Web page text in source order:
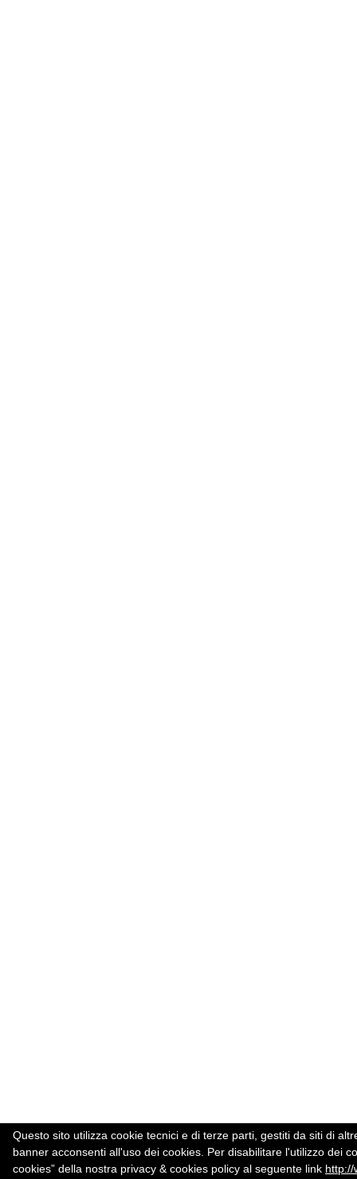
Questo sito utilizza cookie tecnici e di terze parti, gestiti da siti di
banner acconsenti all'uso dei cookies. Per disabilitare l'utilizzo dei
cookies” della nostra privacy & cookies policy al seguente link http://